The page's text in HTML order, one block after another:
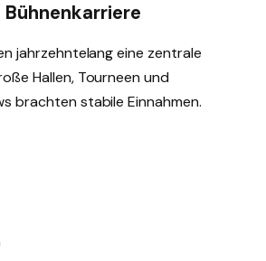
Bühnenkarriere
jahrzehntelang eine zentrale
Hallen, Tourneen und
brachten stabile Einnahmen.